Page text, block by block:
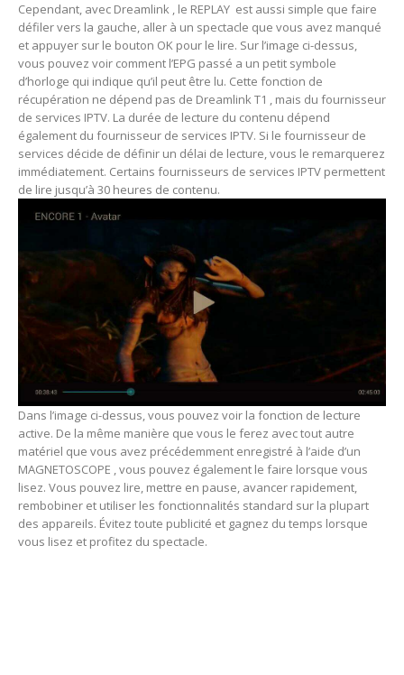
Cependant, avec Dreamlink , le REPLAY est aussi simple que faire
défiler vers la gauche, aller à un spectacle que vous avez manqué
et appuyer sur le bouton OK pour le lire. Sur l’image ci-dessus,
vous pouvez voir comment l’EPG passé a un petit symbole
d’horloge qui indique qu’il peut être lu. Cette fonction de
récupération ne dépend pas de Dreamlink T1 , mais du fournisseur
de services IPTV. La durée de lecture du contenu dépend
également du fournisseur de services IPTV. Si le fournisseur de
services décide de définir un délai de lecture, vous le remarquerez
immédiatement. Certains fournisseurs de services IPTV permettent
de lire jusqu’à 30 heures de contenu.
Dans l’image ci-dessus, vous pouvez voir la fonction de lecture
active. De la même manière que vous le ferez avec tout autre
matériel que vous avez précédemment enregistré à l’aide d’un
MAGNETOSCOPE , vous pouvez également le faire lorsque vous
lisez. Vous pouvez lire, mettre en pause, avancer rapidement,
rembobiner et utiliser les fonctionnalités standard sur la plupart
des appareils. Évitez toute publicité et gagnez du temps lorsque
vous lisez et profitez du spectacle.